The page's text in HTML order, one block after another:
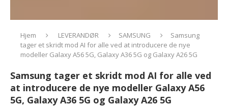
Hjem LEVERANDØR SAMSUNG
Samsung
tager et skridt mod AI for alle ved at introducere de nye
modeller Galaxy A56 5G, Galaxy A36 5G og Galaxy A26 5G
Samsung tager et skridt mod AI for alle ved
at introducere de nye modeller Galaxy A56
5G, Galaxy A36 5G og Galaxy A26 5G